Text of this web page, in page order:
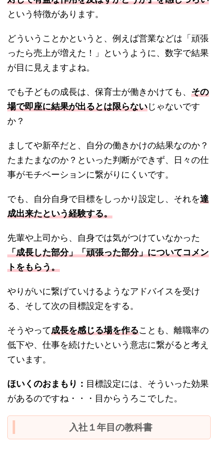
という特徴があります。
どういうことかというと、例えば営業などは「頑張
ったら売上が増えた！」というように、数字で結果
が目に見えますよね。
でも子どもの成長は、保育士が働きかけても、 その
場で即座に結果が出るとは限らないじゃないです
か？
ましてや新卒だと、自分の働きかけの結果なのか？
たまたまなのか？といった判断ができず、日々の仕
事がモチベーションに繋がりにくいです。
でも、自分自身で目標をしっかり設定し、それを達
成出来たという経験する。
先輩や上司から、自身では気がつけていなかった
「成長した部分」「頑張った部分」についてコメン
トをもらう。
やりがいに繋げていけるようなアドバイスを受け
る、そして次の目標設定をする。
そうやって成長を感じる場を作ることも、離職率の
低下や、仕事を続けたいという意志に繋がると考え
ています。
ほいくのおまもり： 目標設定には、そういった効果
があるのですね・・・目からうろこでした。
入社１年目の教科書